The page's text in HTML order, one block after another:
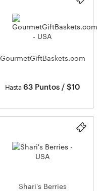
GourmetGiftBaskets.com
Hasta 63 Puntos / $10
Shari's Berries